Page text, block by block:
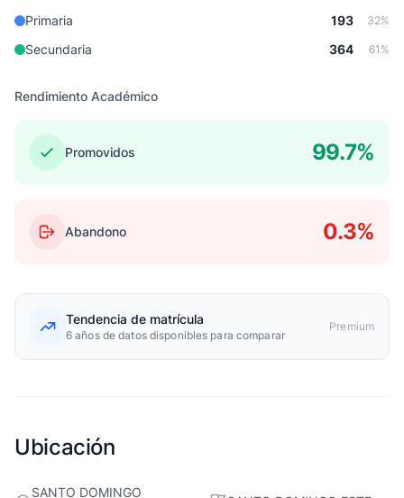
Primaria 193 32%
Secundaria 364 61%
Rendimiento Académico
Promovidos 99.7%
Abandono 0.3%
Tendencia de matrícula
6 años de datos disponibles para comparar
Premium
Ubicación
SANTO DOMINGO